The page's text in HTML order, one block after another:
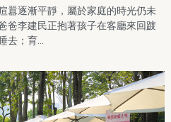
囂逐漸平靜，屬於家庭的時光仍未
爸李建民正抱著孩子在客廳來回踱
；育...